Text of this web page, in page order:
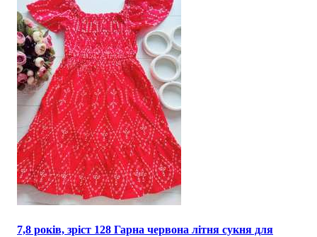
7,8 років, зріст 128 Гарна червона літня сукня для